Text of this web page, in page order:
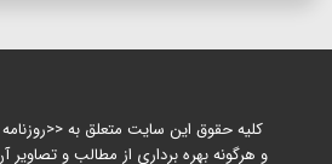
کلیه حقوق این سایت متعلق به
و هرگونه بهره برداری از مطالب و تصاویر